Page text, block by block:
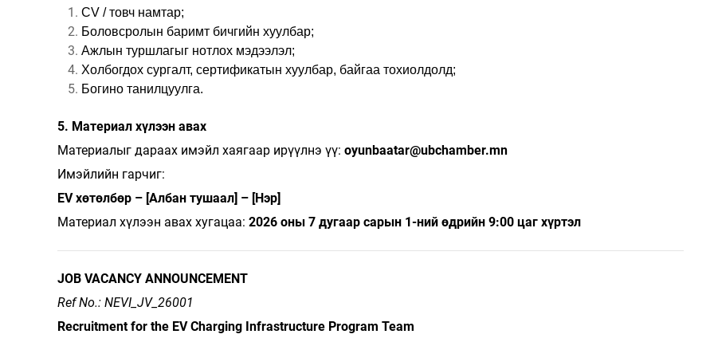
CV / товч намтар;
Боловсролын баримт бичгийн хуулбар;
Ажлын туршлагыг нотлох мэдээлэл;
Холбогдох сургалт, сертификатын хуулбар, байгаа тохиолдолд;
Богино танилцуулга.
5. Материал хүлээн авах
Материалыг дараах имэйл хаягаар ирүүлнэ үү: oyunbaatar@ubchamber.mn
Имэйлийн гарчиг:
EV хөтөлбөр – [Албан тушаал] – [Нэр]
Материал хүлээн авах хугацаа: 2026 оны 7 дугаар сарын 1-ний өдрийн 9:00 цаг хүртэл
JOB VACANCY ANNOUNCEMENT
Ref No.: NEVI_JV_26001
Recruitment for the EV Charging Infrastructure Program Team